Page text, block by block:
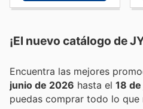
¡El nuevo catálogo de
junio de 2026 hasta el 18
puedas comprar todo lo que